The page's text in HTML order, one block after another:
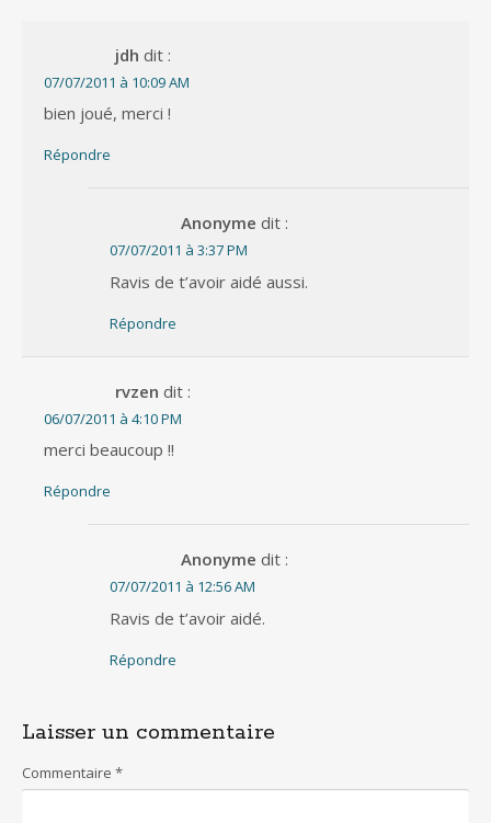
jdh dit :
07/07/2011 à 10:09 AM
bien joué, merci !
Répondre
Anonyme dit :
07/07/2011 à 3:37 PM
Ravis de t’avoir aidé aussi.
Répondre
rvzen dit :
06/07/2011 à 4:10 PM
merci beaucoup !!
Répondre
Anonyme dit :
07/07/2011 à 12:56 AM
Ravis de t’avoir aidé.
Répondre
Laisser un commentaire
Commentaire *